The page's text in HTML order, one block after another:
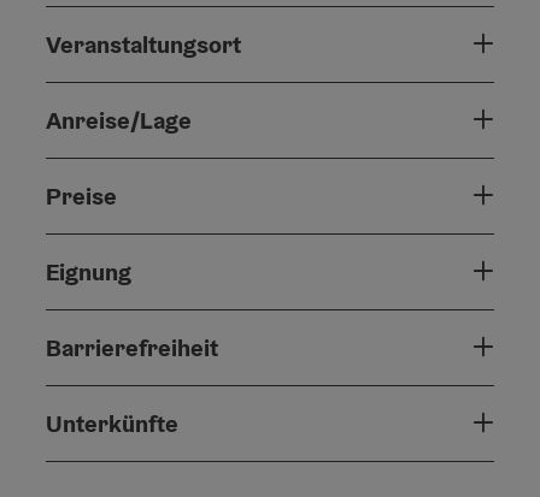
Veranstaltungsort
Anreise/Lage
Preise
Eignung
Barrierefreiheit
Unterkünfte